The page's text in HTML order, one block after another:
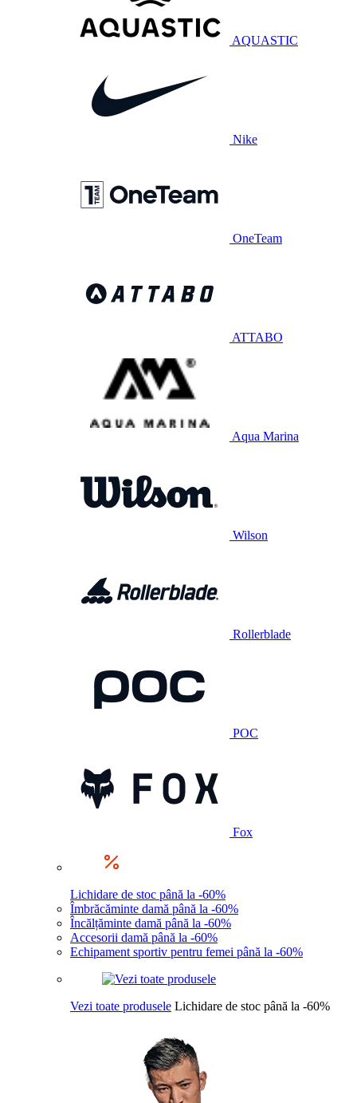
AQUASTIC
Nike
OneTeam
ATTABO
Aqua Marina
Wilson
Rollerblade
POC
Fox
Lichidare de stoc până la -60%
Îmbrăcăminte damă până la -60%
Încălțăminte damă până la -60%
Accesorii damă până la -60%
Echipament sportiv pentru femei până la -60%
Vezi toate produsele Lichidare de stoc până la -60%